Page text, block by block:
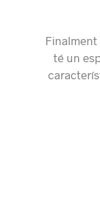
Finalment
té un